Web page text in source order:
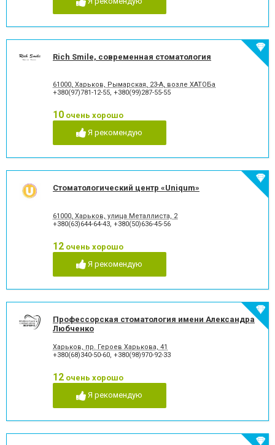
височно-нижнечелюстного
сустава
Лечение зубов
беременности
Лечение лазером
Лечение пародонтита
Лечение периостита
Лечение пульпита
Пластика ясенного краю
Пластины для исправления
прикуса
Пломбирование зубов
протезированию
имплантат
Рентген зубов
Рецессия десен
Рецессия десны
Удаление постоянного зуба
Фторирование зубов и
восстановление эмали
Хирургическое лечение
Художественная
реставрация зубов
Чистка зубов
Эстетическая реставрация
Rich Smile, современная стоматология
61000, Харьков, Рымарская, 23-А, возле ХАТОБа
+380(97)781-12-55, +380(99)287-55-55
10 очень хорошо
Я рекомендую
Стоматологический центр «Uniqum»
61000, Харьков, улица Металлиста, 2
+380(63)644-64-43, +380(50)636-45-56
12 очень хорошо
Я рекомендую
Профессорская стоматология имени Александра
Любченко
Харьков, пр. Героев Харькова, 41
+380(68)340-50-60, +380(98)970-92-33
12 очень хорошо
Я рекомендую